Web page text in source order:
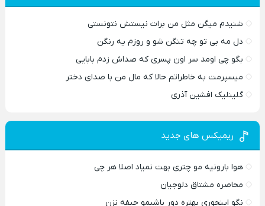
شنیدم میگن مثل من برات نیستش نتونستی
دل مه بی تو چه تنگن شو و روزم یه رنگن
بگو چی اومد سر اون پسری که صداش زدم بابایی
میسپرمت به خاطراتم حالا که مال من با صدای دختر
گلینلیک افشین آذری
ریمیکس های جدید
هوا بارونیه مو چتری بهت نمیاد اصلا هر چی
محاصره مشتاق دلوجیان
نگو اینجوری بهتره دور باشیمو حیفه نزن